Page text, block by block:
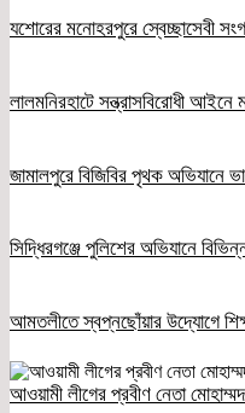
যশোরের মনোহরপুরে স্বেচ্ছাসেবী
লালমনিরহাটে সন্ত্রাসবিরোধী আইনে
জামালপুরে বিজিবির পৃথক অভিযানে
সিদ্ধিরগঞ্জে পুলিশের অভিযানে
আমতলীতে স্বপ্নছোঁয়ার উদ্যোগে
আওয়ামী লীগের প্রবীণ নেতা